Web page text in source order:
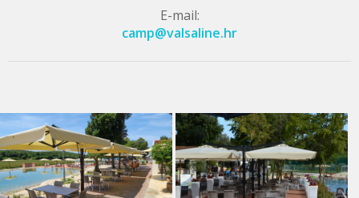
E-mail:
camp@valsaline.hr